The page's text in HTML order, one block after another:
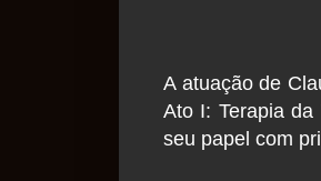
A atuação de
Ato I: Terapia
seu papel com